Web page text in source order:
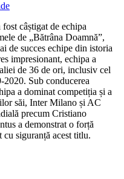
câștigat de echipa
de „Bătrâna Doamnă”,
de succes echipe din istoria
impresionant, echipa a
de 36 de ori, inclusiv cel
Sub conducerea
a dominat competiția și a
săi, Inter Milano și AC
precum Cristiano
a demonstrat o forță
siguranță acest titlu.